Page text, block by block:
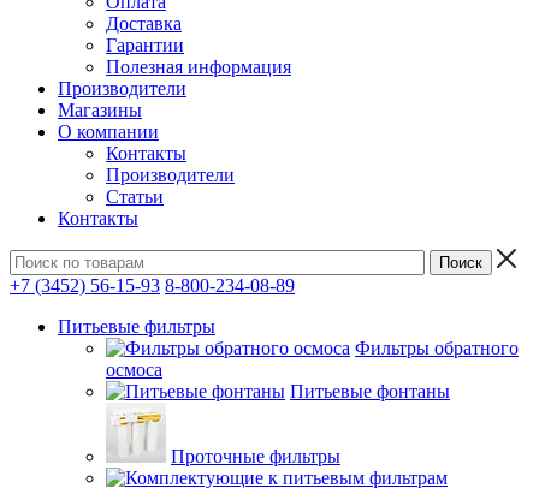
Доставка
Гарантии
Полезная информация
Производители
Магазины
О компании
Контакты
Производители
Статьи
Контакты
+7 (3452) 56-15-93 8-800-234-08-89
Питьевые фильтры
Фильтры обратного
осмоса
Питьевые фонтаны
Проточные фильтры